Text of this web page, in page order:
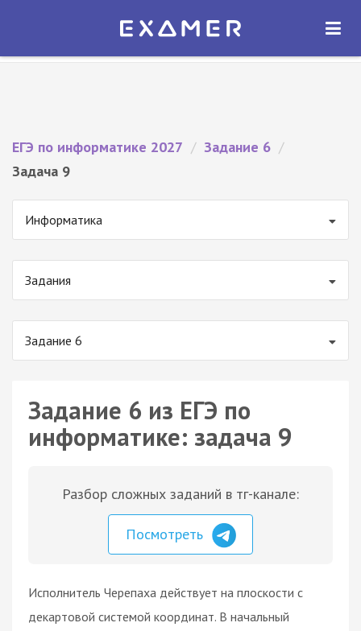
Экзамер — ЕГЭ 2027
ОТКРЫТЬ
ЕГЭ по информатике 2027 / Задание 6 /
Задача 9
Информатика
Задания
Задание 6
Задание 6 из ЕГЭ по
информатике: задача 9
Разбор сложных заданий в тг-канале:
Посмотреть
Исполнитель Черепаха действует на плоскости с
декартовой системой координат. В начальный